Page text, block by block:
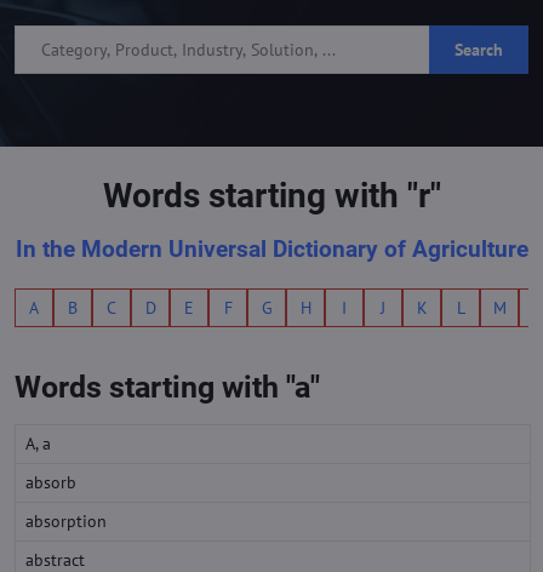
Search
Words starting with "r"
In the Modern Universal Dictionary of Agriculture
A B C D E F G H I J K L M
Words starting with "a"
A, a
absorb
absorption
abstract